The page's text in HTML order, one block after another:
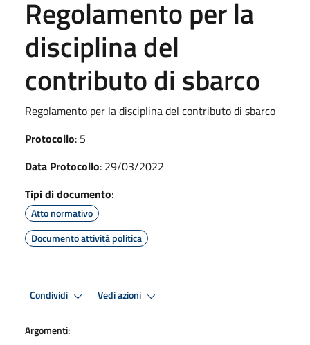
Regolamento per la
disciplina del
contributo di sbarco
Regolamento per la disciplina del contributo di sbarco
Protocollo: 5
Data Protocollo: 29/03/2022
Tipi di documento:
Atto normativo
Documento attività politica
Condividi Vedi azioni
Argomenti: